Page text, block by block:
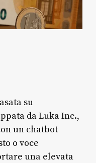
su
da Luka Inc.,
un chatbot
o voce
una elevata